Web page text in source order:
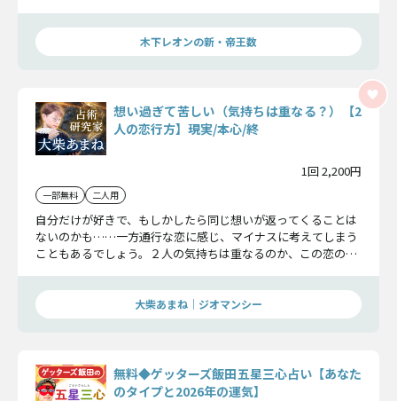
木下レオンの新・帝王数
想い過ぎて苦しい（気持ちは重なる？）【2
人の恋行方】現実/本心/終
1回 2,200円
一部無料 二人用
自分だけが好きで、もしかしたら同じ想いが返ってくることは
ないのかも……一方通行な恋に感じ、マイナスに考えてしまう
こともあるでしょう。２人の気持ちは重なるのか、この恋の行
大柴あまね｜ジオマンシー
無料◆ゲッターズ飯田五星三心占い【あなた
のタイプと2026年の運気】